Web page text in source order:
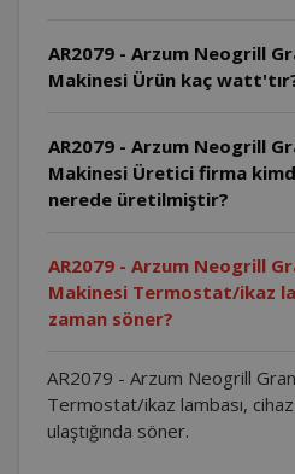
AR2079 - Arzum Neogrill
Makinesi Ürün kaç
AR2079 - Arzum Neogrill
Makinesi Üretici firma
nerede üretilmiştir?
AR2079 - Arzum Neogrill
Makinesi Termostat/ikaz
zaman söner?
AR2079 - Arzum Neogrill
Termostat/ikaz lambası, cihaz
ulaştığında söner.